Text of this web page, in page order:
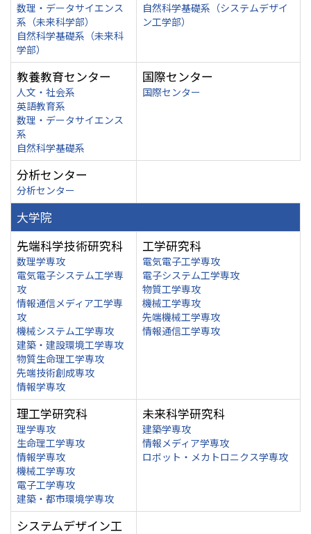
数理・データサイエンス
系（未来科学部）
自然科学基礎系（未来科
学部）
自然科学基礎系（システムデザイ
ン工学部）
教養教育センター
人文・社会系
英語教育系
数理・データサイエンス
系
自然科学基礎系
国際センター
国際センター
分析センター
分析センター
大学院
先端科学技術研究科
数理学専攻
電気電子システム工学専
攻
情報通信メディア工学専
攻
機械システム工学専攻
建築・建設環境工学専攻
物質生命理工学専攻
先端技術創成専攻
情報学専攻
工学研究科
電気電子工学専攻
電子システム工学専攻
物質工学専攻
機械工学専攻
先端機械工学専攻
情報通信工学専攻
理工学研究科
理学専攻
生命理工学専攻
情報学専攻
機械工学専攻
電子工学専攻
建築・都市環境学専攻
未来科学研究科
建築学専攻
情報メディア学専攻
ロボット・メカトロニクス学専攻
システムデザイン工